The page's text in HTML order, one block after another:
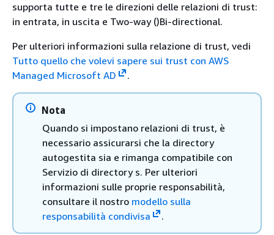
supporta tutte e tre le direzioni delle relazioni di trust:
in entrata, in uscita e Two-way ()Bi-directional.
Per ulteriori informazioni sulla relazione di trust, vedi
Tutto quello che volevi sapere sui trust con AWS
Managed Microsoft AD
.
Nota
Quando si impostano relazioni di trust, è
necessario assicurarsi che la directory
autogestita sia e rimanga compatibile con
Servizio di directory s. Per ulteriori
informazioni sulle proprie responsabilità,
consultare il nostro modello sulla
responsabilità condivisa
.